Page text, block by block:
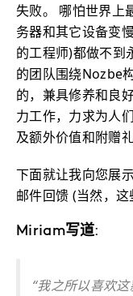
失败。 哪怕世界上
务器和其它设备变
的工程师)都做不
的团队围绕Nozbe
的，兼具修养和良
力工作，力求为人
及额外价值和附赠
下面就让我向您展
邮件回馈 (当然，这
Miriam写道:
“我之所以喜欢